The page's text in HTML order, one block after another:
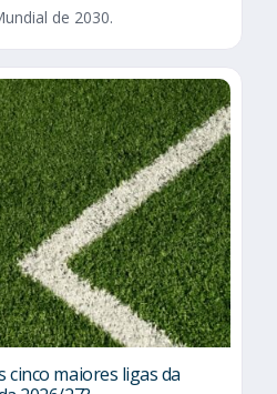
de 2030.
cinco maiores ligas da